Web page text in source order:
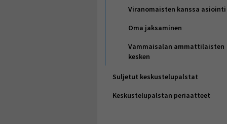
Viranomaisten kanssa asiointi
Oma jaksaminen
Vammaisalan ammattilaisten
kesken
Suljetut keskustelupalstat
Keskustelupalstan periaatteet